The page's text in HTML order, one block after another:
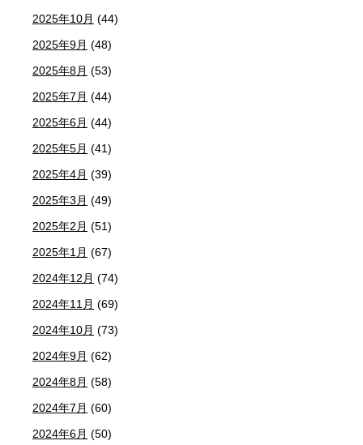
2025年10月 (44)
2025年9月 (48)
2025年8月 (53)
2025年7月 (44)
2025年6月 (44)
2025年5月 (41)
2025年4月 (39)
2025年3月 (49)
2025年2月 (51)
2025年1月 (67)
2024年12月 (74)
2024年11月 (69)
2024年10月 (73)
2024年9月 (62)
2024年8月 (58)
2024年7月 (60)
2024年6月 (50)